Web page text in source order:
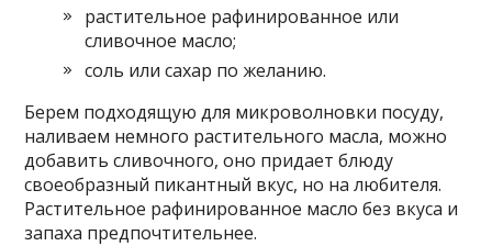
растительное рафинированное или
сливочное масло;
соль или сахар по желанию.
Берем подходящую для микроволновки посуду,
наливаем немного растительного масла, можно
добавить сливочного, оно придает блюду
своеобразный пикантный вкус, но на любителя.
Растительное рафинированное масло без вкуса и
запаха предпочтительнее.